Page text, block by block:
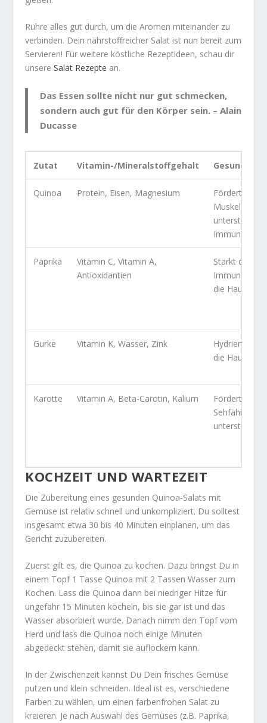
Rühre alles gut durch, um die Aromen miteinander zu
verbinden. Dein nährstoffreicher Salat ist nun bereit zum
Servieren! Für weitere köstliche Rezeptideen, schau dir
unsereSalat Rezepte an.
Das Essen sollte nicht nur gut schmecken,
sondern auch gut für den Körper sein. – Alain
Ducasse
Zutat Vitamin-/Mineralstoffgehalt
Quinoa Protein, Eisen, Magnesium
Fördert den
unterstützt
Paprika
Vitamin C, Vitamin A,
Antioxidantien
Stärkt das
die
Gurke Vitamin K, Wasser, Zink
Hydriert,
die
Karotte Vitamin A, Beta-Carotin, Kalium
Fördert die
Sehfähigkeit,
unterstützt
KOCHZEIT UND WARTEZEIT
Die Zubereitung eines gesunden Quinoa-Salats mit
Gemüse ist relativ schnell und unkompliziert. Du solltest
insgesamt etwa 30 bis 40 Minuten einplanen, um das
Gericht zuzubereiten.
Zuerst gilt es, die Quinoa zu kochen. Dazu bringst Du in
einem Topf 1 Tasse Quinoa mit 2 Tassen Wasser zum
Kochen. Lass die Quinoa dann bei niedriger Hitze für
ungefähr 15 Minuten köcheln, bis sie gar ist und das
Wasser absorbiert wurde. Danach nimm den Topf vom
Herd und lass die Quinoa noch einige Minuten
abgedeckt stehen, damit sie auflockern kann.
In der Zwischenzeit kannst Du Deinfrisches Gemüse
putzen und klein schneiden. Ideal ist es, verschiedene
Farben zu wählen, um einenfarbenfrohen Salat zu
kreieren. Je nach Auswahl des Gemüses (z.B. Paprika,